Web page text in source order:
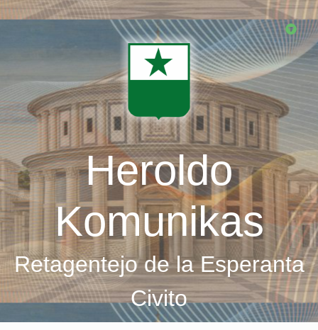
Skip
Heroldo
Komunikas
Retagentejo de la Esperanta
Civito